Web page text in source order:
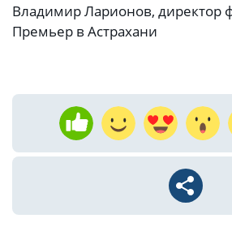
Владимир Ларионов, директор
Премьер в Астрахани